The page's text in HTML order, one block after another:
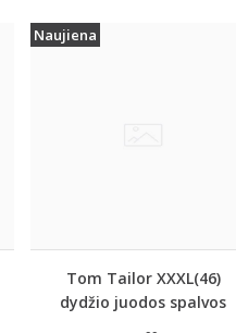
Naujiena
Tom Tailor XXXL(46)
dydžio juodos spalvos